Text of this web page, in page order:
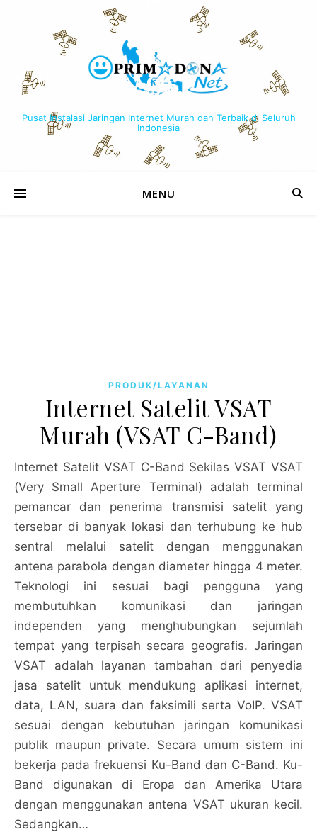
Pusat Instalasi Jaringan Internet Murah dan Terbaik di Seluruh
Indonesia
MENU
PRODUK/LAYANAN
Internet Satelit VSAT
Murah (VSAT C-Band)
Internet Satelit VSAT C-Band Sekilas VSAT VSAT
(Very Small Aperture Terminal) adalah terminal
pemancar dan penerima transmisi satelit yang
tersebar di banyak lokasi dan terhubung ke hub
sentral melalui satelit dengan menggunakan
antena parabola dengan diameter hingga 4 meter.
Teknologi ini sesuai bagi pengguna yang
membutuhkan komunikasi dan jaringan
independen yang menghubungkan sejumlah
tempat yang terpisah secara geografis. Jaringan
VSAT adalah layanan tambahan dari penyedia
jasa satelit untuk mendukung aplikasi internet,
data, LAN, suara dan faksimili serta VoIP. VSAT
sesuai dengan kebutuhan jaringan komunikasi
publik maupun private. Secara umum sistem ini
bekerja pada frekuensi Ku-Band dan C-Band. Ku-
Band digunakan di Eropa dan Amerika Utara
dengan menggunakan antena VSAT ukuran kecil.
Sedangkan…